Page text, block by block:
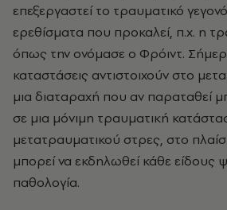
επεξεργαστεί το τραυματικό
ερεθίσματα που προκαλεί, π.χ. η
όπως την ονόμασε ο Φρόιντ.
καταστάσεις αντιστοιχούν στο
μια διαταραχή που αν παραταθεί
σε μια μόνιμη τραυματική
μετατραυματικού στρες, στο
μπορεί να εκδηλωθεί κάθε είδους
παθολογία.